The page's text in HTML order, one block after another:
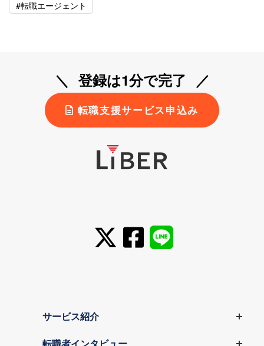
#転職エージェント
登録は1分で完了
転職支援サービス申込み
サービス紹介